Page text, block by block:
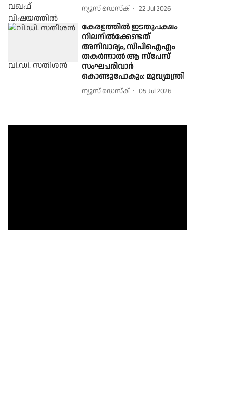
ന്യൂസ് ഡെസ്ക് 22 Jul 2026
കേരളത്തിൽ ഇടതുപക്ഷം
നിലനിൽക്കേണ്ടത്
അനിവാര്യം, സിപിഐഎം
തകർന്നാൽ ആ സ്പേസ്
സംഘപരിവാർ
കൊണ്ടുപോകും: മുഖ്യമന്ത്രി
ന്യൂസ് ഡെസ്ക് 05 Jul 2026